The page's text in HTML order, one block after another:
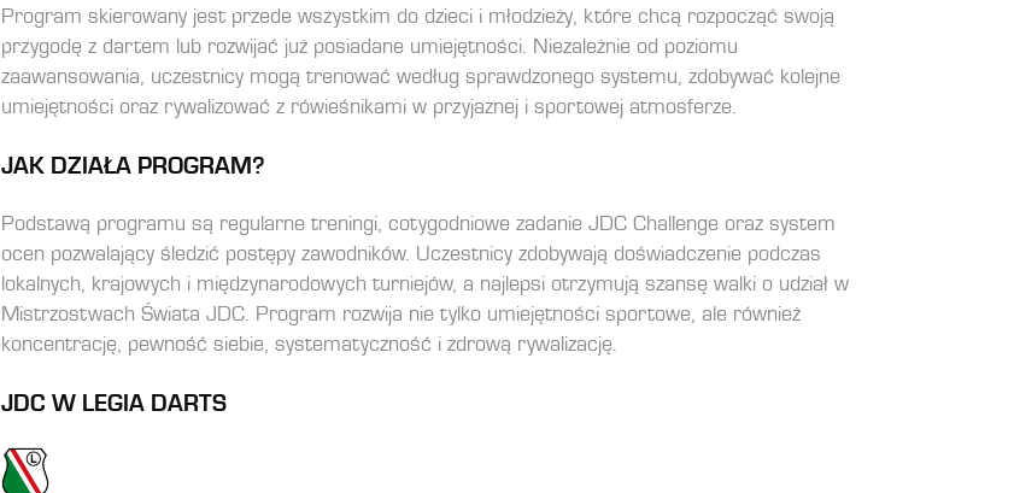
Program skierowany jest przede wszystkim do dzieci i młodzieży, które chcą rozpocząć swoją
przygodę z dartem lub rozwijać już posiadane umiejętności. Niezależnie od poziomu
zaawansowania, uczestnicy mogą trenować według sprawdzonego systemu, zdobywać kolejne
umiejętności oraz rywalizować z rówieśnikami w przyjaznej i sportowej atmosferze.
JAK DZIAŁA PROGRAM?
Podstawą programu są regularne treningi, cotygodniowe zadanie JDC Challenge oraz system
ocen pozwalający śledzić postępy zawodników. Uczestnicy zdobywają doświadczenie podczas
lokalnych, krajowych i międzynarodowych turniejów, a najlepsi otrzymują szansę walki o udział w
Mistrzostwach Świata JDC. Program rozwija nie tylko umiejętności sportowe, ale również
koncentrację, pewność siebie, systematyczność i zdrową rywalizację.
JDC W LEGIA DARTS